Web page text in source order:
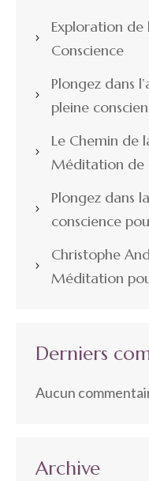
Exploration
Conscience
Plongez dans
pleine
Le Chemin de
Méditation de
Plongez dans
conscience
Christophe
Méditation
Derniers
Aucun
Archive